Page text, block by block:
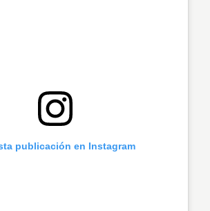
publicación en Instagram